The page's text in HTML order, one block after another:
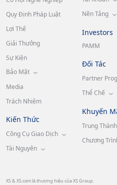
Quy Định Pháp Luật
Lợi Thế
Giải Thưởng
Sự Kiện
Bảo Mật
Media
Trách Nhiệm
Kiến Thức
Công Cụ Giao Dịch
Tài Nguyên
Nền Tảng
Investors
PAMM
Đối Tác
Partner
Thể Chế
Khuyến
Trung Thành
Chương
XS & XS.com là thương hiệu của XS Group.